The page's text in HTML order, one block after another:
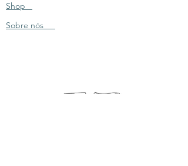
Shop
Sobre nós